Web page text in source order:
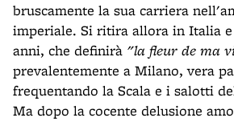
bruscamente la sua carriera
imperiale. Si ritira allora in Italia
anni, che definirà "la fleur de ma
prevalentemente a Milano, vera
frequentando la Scala e i salotti
Ma dopo la cocente delusione